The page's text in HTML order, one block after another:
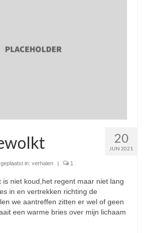
20
JUN 2021
geplaatst in: verhalen | 1
is niet koud,het regent maar niet lang
in en vertrekken richting de
we aantreffen zitten er wel of geen
een warme bries over mijn lichaam